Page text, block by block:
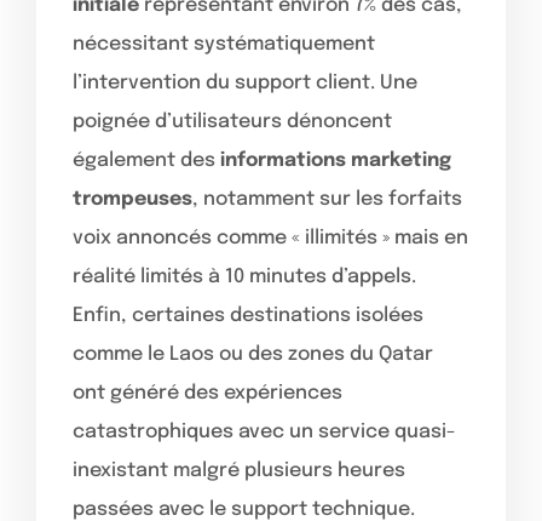
initiale représentant environ 7% des cas,
nécessitant systématiquement
l’intervention du support client. Une
poignée d’utilisateurs dénoncent
également des informations marketing
trompeuses, notamment sur les forfaits
voix annoncés comme « illimités » mais en
réalité limités à 10 minutes d’appels.
Enfin, certaines destinations isolées
comme le Laos ou des zones du Qatar
ont généré des expériences
catastrophiques avec un service quasi-
inexistant malgré plusieurs heures
passées avec le support technique.